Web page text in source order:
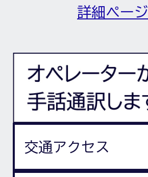
詳細ページ
交通アクセス